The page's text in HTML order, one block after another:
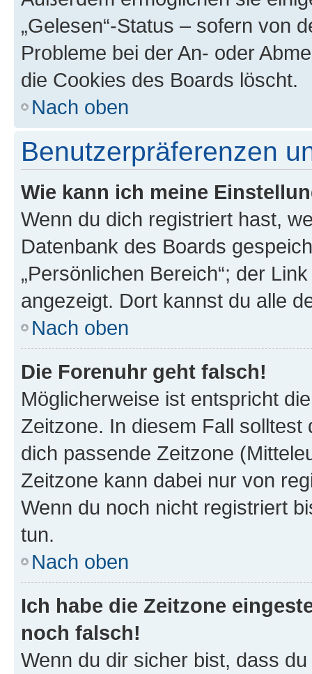
„Gelesen“-Status – sofern von
Probleme bei der An- oder
die Cookies des Boards löscht.
Nach oben
Benutzerpräferenzen
Wie kann ich meine
Wenn du dich registriert hast,
Datenbank des Boards
„Persönlichen Bereich“; der
angezeigt. Dort kannst du alle
Nach oben
Die Forenuhr geht falsch!
Möglicherweise ist entspricht
Zeitzone. In diesem Fall solltest
dich passende Zeitzone
Zeitzone kann dabei nur von
Wenn du noch nicht registriert
tun.
Nach oben
Ich habe die Zeitzone
noch falsch!
Wenn du dir sicher bist, dass